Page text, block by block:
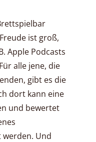
ist groß,
Apple Podcasts
alle jene, die
gibt es die
dort kann eine
und bewertet
Und